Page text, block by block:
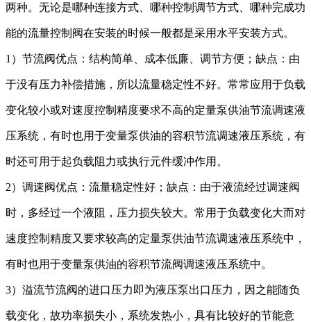
两种。无论是哪种连接方式、哪种控制调节方式、哪种完成功
能的流量控制阀在安装的时候一般都是采用水平安装方式。
1）节流阀优点 ： 结构简单、 成本低廉、调节方便 ； 缺点： 由
于没有压力补偿措施，所以流量稳定性不好。 常常应用于负载
变化较小或对速度控制精度要求不高的定量泵供油节流调速液
压系统，有时也用于变量泵供油的容积节流调速液压系统，有
时还可用于起负载阻力或执行元件缓冲作用。
2）调速阀优点 ： 流量稳定性好 ； 缺点： 由于液流经过调速阀
时，多经过一个液阻，压力损失较大。常用于负载变化大而对
速度控制精度又要求较高的定量泵供油节流调速液压系统中，
有时也用于变量泵供油的容积节流阀调速液压系统中。
3）溢流节流阀的进口压力即为液压泵出口压力，因之能随负
载变化，故功率损失小，系统发热小，具有比较好的节能意